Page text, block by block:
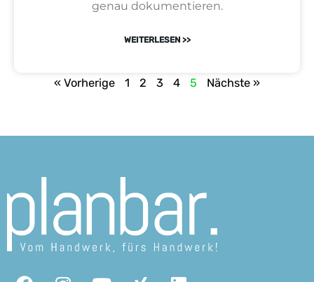
genau dokumentieren.
WEITERLESEN >>
« Vorherige 1 2 3 4 5 Nächste »
FacebookInstagram
YoutubeXingLinkedin